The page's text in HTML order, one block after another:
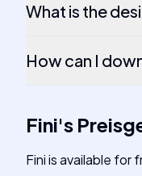
What is the
How can I
Fini's
Fini is available for